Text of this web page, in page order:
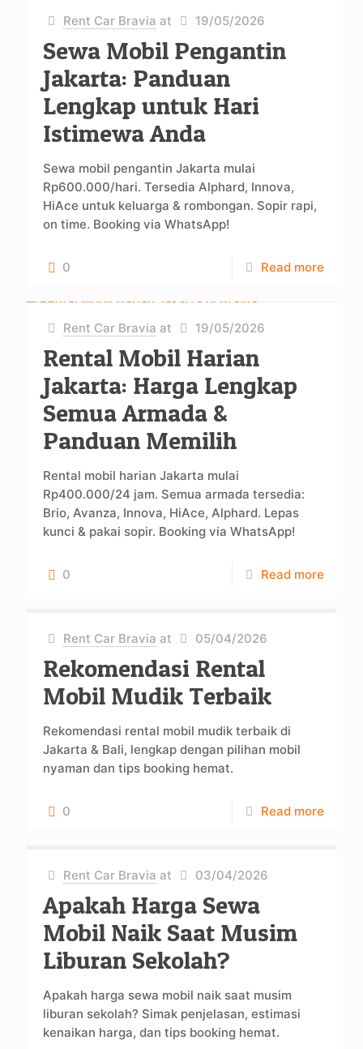
Rent Car Bravia at 19/05/2026
Sewa Mobil Pengantin
Jakarta: Panduan
Lengkap untuk Hari
Istimewa Anda
Sewa mobil pengantin Jakarta mulai
Rp600.000/hari. Tersedia Alphard, Innova,
HiAce untuk keluarga & rombongan. Sopir rapi,
on time. Booking via WhatsApp!
0 Read more
Rent Car Bravia at 19/05/2026
Rental Mobil Harian
Jakarta: Harga Lengkap
Semua Armada &
Panduan Memilih
Rental mobil harian Jakarta mulai
Rp400.000/24 jam. Semua armada tersedia:
Brio, Avanza, Innova, HiAce, Alphard. Lepas
kunci & pakai sopir. Booking via WhatsApp!
0 Read more
Rent Car Bravia at 05/04/2026
Rekomendasi Rental
Mobil Mudik Terbaik
Rekomendasi rental mobil mudik terbaik di
Jakarta & Bali, lengkap dengan pilihan mobil
nyaman dan tips booking hemat.
0 Read more
Rent Car Bravia at 03/04/2026
Apakah Harga Sewa
Mobil Naik Saat Musim
Liburan Sekolah?
Apakah harga sewa mobil naik saat musim
liburan sekolah? Simak penjelasan, estimasi
kenaikan harga, dan tips booking hemat.